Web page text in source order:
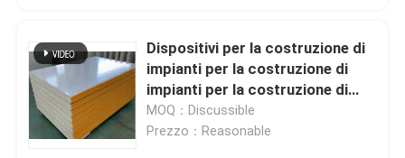
Dispositivi per la costruzione di
impianti per la costruzione di
impianti per la costruzione di
edifici
MOQ：Discussible
Prezzo：Reasonable